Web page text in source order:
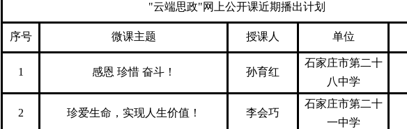
"云端思政"网上公开课近期播出计划
序号 微课主题 授课人 单位
1 感恩 珍惜 奋斗！ 孙育红
石家庄市第二十
八中学
2 珍爱生命，实现人生价值！ 李会巧
石家庄市第二十
一中学